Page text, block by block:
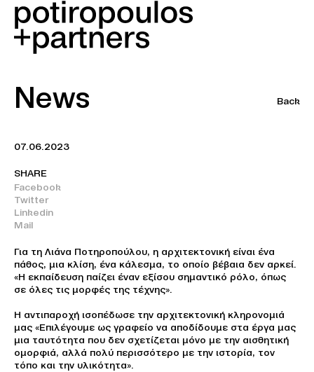
News Back
07.06.2023
SHARE
Facebook
Twitter
Linkedin
Mail
Για τη Λιάνα Ποτηροπούλου, η αρχιτεκτονική είναι ένα
πάθος, μια κλίση, ένα κάλεσμα, το οποίο βέβαια δεν αρκεί.
«Η εκπαίδευση παίζει έναν εξίσου σημαντικό ρόλο, όπως
σε όλες τις μορφές της τέχνης».
Η αντιπαροχή ισοπέδωσε την αρχιτεκτονική κληρονομιά
μας «Επιλέγουμε ως γραφείο να αποδίδουμε στα έργα μας
μια ταυτότητα που δεν σχετίζεται μόνο με την αισθητική
ομορφιά, αλλά πολύ περισσότερο με την ιστορία, τον
τόπο και την υλικότητα».